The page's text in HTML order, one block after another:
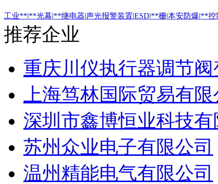
工业**|**光幕|**继电器|声光报警装置|ESD|**栅|本安防爆|**控
推荐企业
重庆川仪执行器调节
上海笃林国际贸易有
深圳市鑫博恒业科技
苏州众业电子有限公司
温州精能电气有限公司